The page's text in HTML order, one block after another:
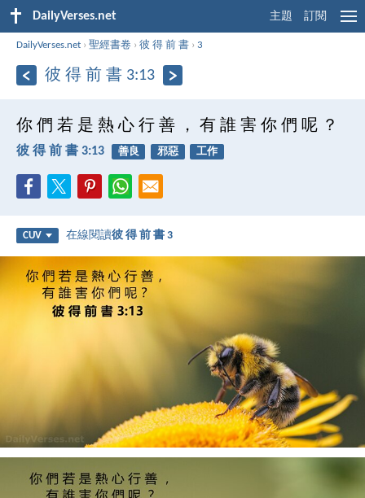
DailyVerses.net 主題 訂閱
DailyVerses.net ›聖經書卷 ›彼 得 前 書 ›3
彼 得 前 書 3:13
你 們 若 是 熱 心 行 善 ， 有 誰 害 你 們 呢 ？
彼 得 前 書 3:13 善良 邪惡 工作
CUV 在線閱讀彼 得 前 書 3